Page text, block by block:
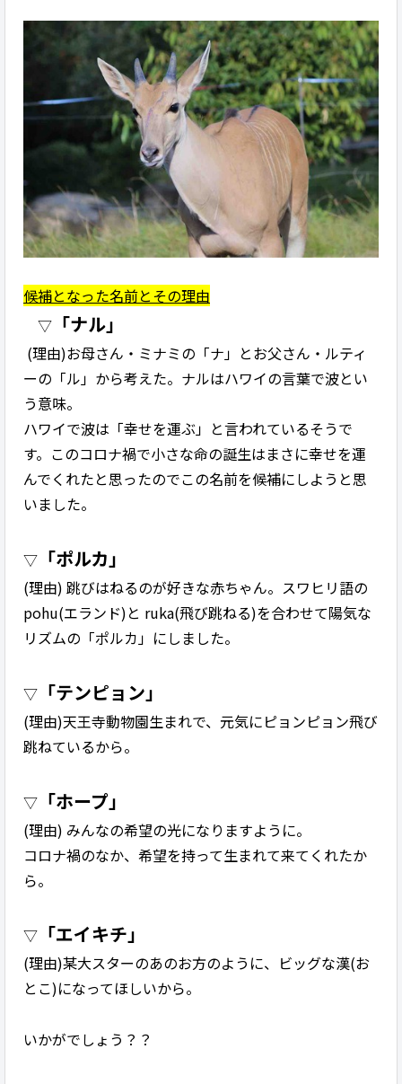
候補となった名前とその理由
▽ 「ナル」
(理由)お母さん・ミナミの「ナ」とお父さん・ルティ
ーの「ル」から考えた。ナルはハワイの言葉で波とい
う意味。
ハワイで波は「幸せを運ぶ」と言われているそうで
す。このコロナ禍で小さな命の誕生はまさに幸せを運
んでくれたと思ったのでこの名前を候補にしようと思
いました。
▽ 「ポルカ」
(理由) 跳びはねるのが好きな赤ちゃん。スワヒリ語の
pohu(エランド)と ruka(飛び跳ねる)を合わせて陽気な
リズムの「ポルカ」にしました。
▽ 「テンピョン」
(理由)天王寺動物園生まれで、元気にピョンピョン飛び
跳ねているから。
▽ 「ホープ」
(理由) みんなの希望の光になりますように。
コロナ禍のなか、希望を持って生まれて来てくれたか
ら。
▽ 「エイキチ」
(理由)某大スターのあのお方のように、ビッグな漢(お
とこ)になってほしいから。
いかがでしょう？？